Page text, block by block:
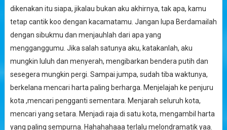
dikenakan itu siapa, jikalau bukan aku akhirnya, tak apa, kamu
tetap cantik koo dengan kacamatamu. Jangan lupa Berdamailah
dengan sibukmu dan menjauhlah dari apa yang
mengganggumu. Jika salah satunya aku, katakanlah, aku
mungkin luluh dan menyerah, mengibarkan bendera putih dan
sesegera mungkin pergi. Sampai jumpa, sudah tiba waktunya,
berkelana mencari harta paling berharga. Menjelajah ke penjuru
kota ,mencari pengganti sementara. Menjarah seluruh kota,
mencari yang setara. Menjadi raja di satu kota, mengambil harta
yang paling sempurna. Hahahahaaa terlalu melondramatik yaa.